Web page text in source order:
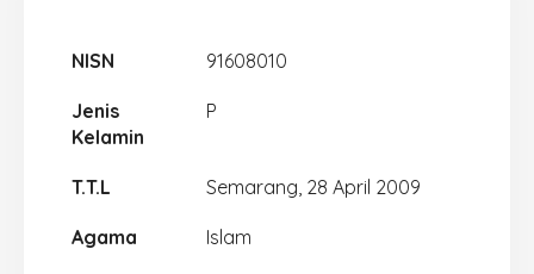
NISN 91608010
Jenis
Kelamin
P
T.T.L Semarang, 28 April 2009
Agama Islam